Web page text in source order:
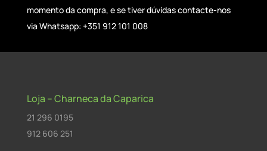
momento da compra, e se tiver dúvidas contacte-nos
via Whatsapp: +351 912 101 008
Loja – Charneca da Caparica
21 296 0195
912 606 251